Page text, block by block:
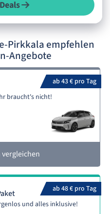
Pirkkala empfehlen
Angebote
ab 43 € pro Tag
braucht's nicht!
ab 48 € pro Tag
und alles inklusive!